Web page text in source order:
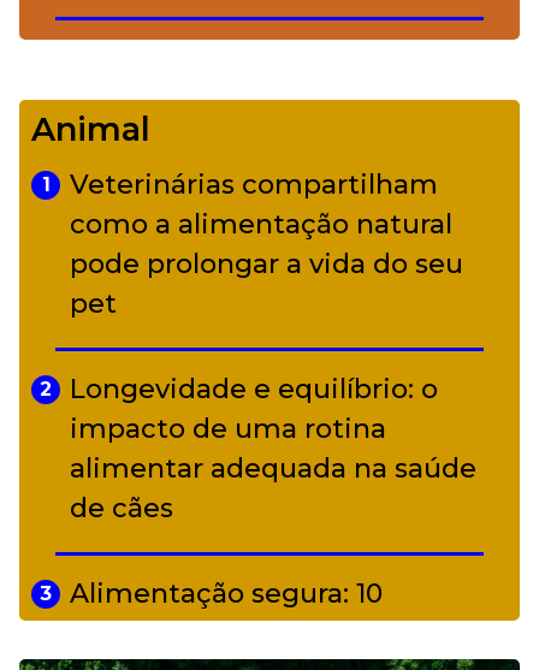
Camerata tem repertório
diverso a partir de R$ 17
Adriana Calcanhotto retoma
alter ego infantil para show em
Curitiba
Animal
1
Veterinárias compartilham
como a alimentação natural
pode prolongar a vida do seu
pet
2
Longevidade e equilíbrio: o
impacto de uma rotina
alimentar adequada na saúde
de cães
3
Alimentação segura: 10